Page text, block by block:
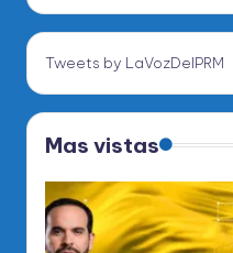
Tweets by LaVozDelPRM
Mas vistas